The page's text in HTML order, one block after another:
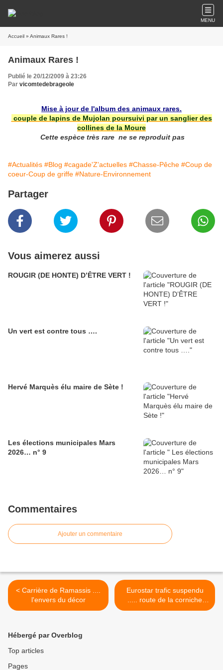
MENU
Accueil » Animaux Rares !
Animaux Rares !
Publié le 20/12/2009 à 23:26
Par vicomtedebrageole
Mise à jour de l'album des animaux rares.
couple de lapins de Mujolan poursuivi par un sanglier des
collines de la Moure
Cette espèce très rare ne se reproduit pas
#Actualités #Blog #cagade'Z'actuelles #Chasse-Pêche #Coup de
coeur-Coup de griffe #Nature-Environnement
Partager
Vous aimerez aussi
ROUGIR (DE HONTE) D’ÊTRE VERT !
Un vert est contre tous ….
Hervé Marquès élu maire de Sète !
Les élections municipales Mars
2026… n° 9
Commentaires
Ajouter un commentaire
< Carrière de Ramassis ....
l'envers du décor
Eurostar trafic suspendu
..... route de la corniche
aussi >
Hébergé par Overblog
Top articles
Pages